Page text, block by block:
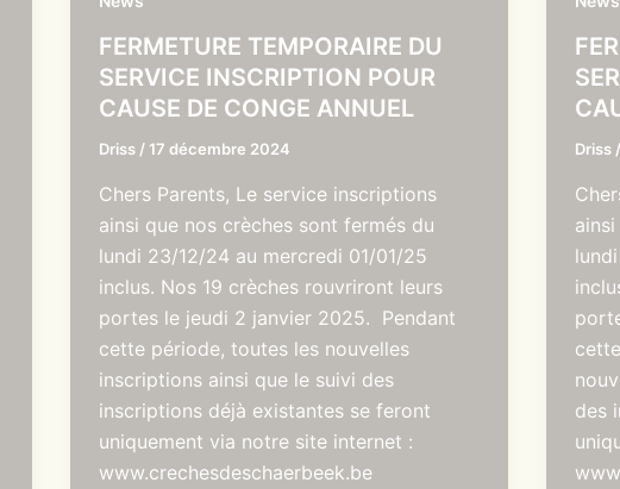
FERMETURE TEMPORAIRE DU
SERVICE INSCRIPTION POUR
CAUSE DE CONGE ANNUEL
Driss / 17 décembre 2024
Chers Parents, Le service inscriptions
ainsi que nos crèches sont fermés du
lundi 23/12/24 au mercredi 01/01/25
inclus. Nos 19 crèches rouvriront leurs
portes le jeudi 2 janvier 2025. Pendant
cette période, toutes les nouvelles
inscriptions ainsi que le suivi des
inscriptions déjà existantes se feront
uniquement via notre site internet :
www.crechesdeschaerbeek.be
Driss /
des